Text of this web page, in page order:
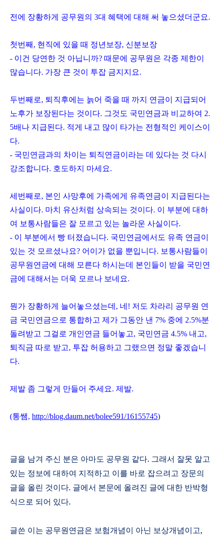
전에 장황하게 공무원의 3대 혜택에 대해 써 놓으셨더군요.
첫번째, 현직에 있을 때 정년보장, 신분보장
- 이건 당연한 것 아닙니까? 때문에 공무원은 각종 제한이
많습니다. 가장 큰 것이 투잡 금지지요.
두번째로, 퇴직후에는 늙어 죽을 때 까지 연금이 지급되어
노후가 보장된다는 것이다. 그것도 국민연금과 비교하여 2.
5배나 지급된다. 적게 내고 많이 타가는 전형적인 케이스이
다.
- 국민연금과의 차이는 퇴직연금이라는 데 있다는 것 다시
강조합니다. 호도하지 마세요.
세번째로, 본인 사망후에 가족에게 유족연금이 지급된다는
사실이다. 마치 유산처럼 상속되는 것이다. 이 부분에 대하
여 보통사람들은 잘 모르고 있는 놀라운 사실이다.
- 이 부분에서 빵 터졌습니다. 국민연금에서도 유족 연금이
있는 것 모르셨나요? 어이가 없을 뿐입니다. 보통사람들이
공무원연금에 대해 모른다 하시는데 본인들이 받을 국민연
금에 대해서는 더욱 모르나 보네요.
뭔가 장황하게 늘어놓으셨는데, 네! 저도 차라리 공무원 연
금 국민연금으로 통합하고 제가 그동안 낸 7% 중에 2.5%분
돌려받고 그걸로 개인연금 들어놓고, 국민연금 4.5% 내고,
퇴직금 따로 받고, 투잡 허용하고 그랬으면 정말 좋겠습니
다.
제발 좀 그렇게 만들어 주세요. 제발.
(통쌤, http://blog.daum.net/bolee591/16155745)
글을 남겨 주신 분은 아마도 공무원 같다. 그래서 잘못 알고
있는 정보에 대하여 지적하고 이를 바로 잡으려고 장문의
글을 올린 것이다. 글에서 본문에 올려진 글에 대한 반박형
식으로 되어 있다.
글쓴 이는 공무원연금은 보험개념이 아닌 보상개념이고,